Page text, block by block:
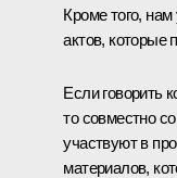
Кроме того, нам
актов, которые
Если говорить
то совместно
участвуют в
материалов,